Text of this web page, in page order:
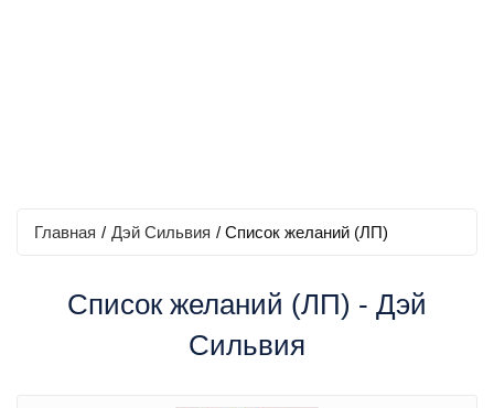
Главная / Дэй Сильвия / Список желаний (ЛП)
Список желаний (ЛП) - Дэй
Сильвия